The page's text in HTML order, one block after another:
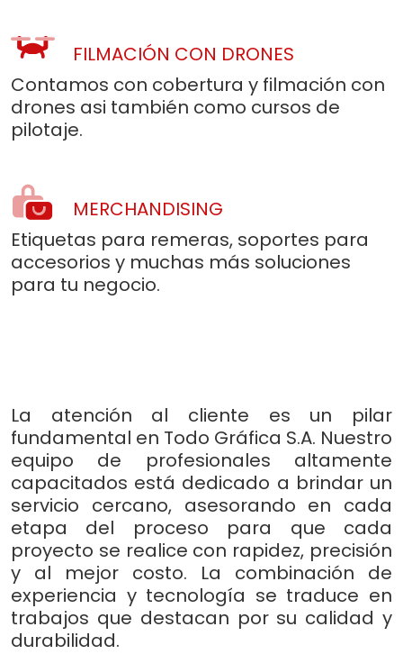
FILMACIÓN CON DRONES
Contamos con cobertura y filmación con
drones asi también como cursos de
pilotaje.
MERCHANDISING
Etiquetas para remeras, soportes para
accesorios y muchas más soluciones
para tu negocio.
La atención al cliente es un pilar
fundamental en Todo Gráfica S.A. Nuestro
equipo de profesionales altamente
capacitados está dedicado a brindar un
servicio cercano, asesorando en cada
etapa del proceso para que cada
proyecto se realice con rapidez, precisión
y al mejor costo. La combinación de
experiencia y tecnología se traduce en
trabajos que destacan por su calidad y
durabilidad.